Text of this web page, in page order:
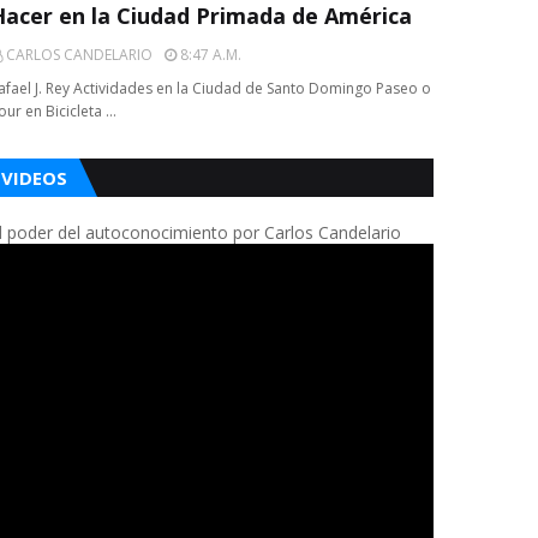
en la Ciudad Primada de América
CARLOS CANDELARIO
8:47 A.m.
J. Rey Actividades en la Ciudad de Santo Domingo Paseo o
en Bicicleta …
VIDEOS
poder del autoconocimiento por Carlos Candelario